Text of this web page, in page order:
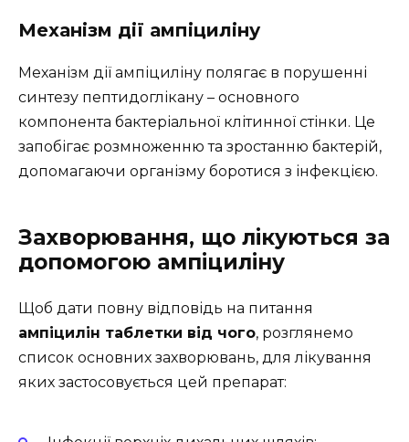
Механізм дії ампіциліну
Механізм дії ампіциліну полягає в порушенні
синтезу пептидоглікану – основного
компонента бактеріальної клітинної стінки. Це
запобігає розмноженню та зростанню бактерій,
допомагаючи організму боротися з інфекцією.
Захворювання, що лікуються за
допомогою ампіциліну
Щоб дати повну відповідь на питання
ампіцилін таблетки від чого, розглянемо
список основних захворювань, для лікування
яких застосовується цей препарат: